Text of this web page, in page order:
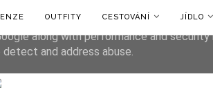
OUTFITY CESTOVÁNÍ JÍDLO
from Google to deliver its services
along with performance and
and address abuse.